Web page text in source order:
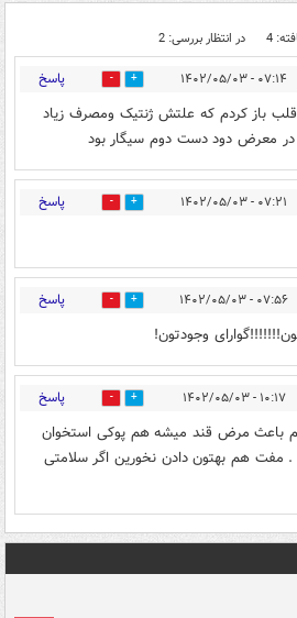
4 در انتظار بررسی: 2
۰۷:۱۴ - ۱۴۰۲/۰۵/۰۳ 0 پاسخ
عمل قلب باز کردم که علتش ژنتیک ومصرف زیاد
در معرض دود دست دوم سیگار بود
۰۷:۲۱ - ۱۴۰۲/۰۵/۰۳ 0 پاسخ
۰۷:۵۶ - ۱۴۰۲/۰۵/۰۳ 0 پاسخ
وجودتون!
۱۰:۱۷ - ۱۴۰۲/۰۵/۰۳ 0 پاسخ
باعث مرض قند میشه هم پوکی استخوان
مفت هم بهتون دادن نخورین اگر سلامتی